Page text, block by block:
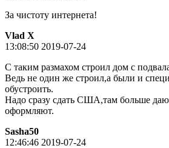
За чистоту интернета!
Vlad X
13:08:50 2019-07-24
С таким размахом строил дом с
Ведь не один же строил,а были и
обустроить.
Надо сразу сдать США,там больше
оформляют.
Sasha50
12:46:46 2019-07-24